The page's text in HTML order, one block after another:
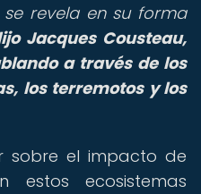
revela en su forma
Jacques Cousteau,
a través de los
los terremotos y los
sobre el impacto de
estos ecosistemas